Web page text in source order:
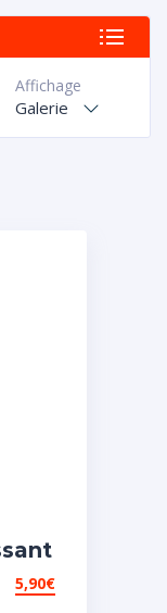
Affichage
Galerie
5,90€